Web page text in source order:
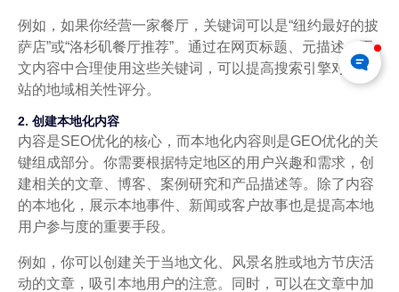
例如，如果你经营一家餐厅，关键词可以是“纽约最好的披
萨店”或“洛杉矶餐厅推荐”。通过在网页标题、元描述、正
文内容中合理使用这些关键词，可以提高搜索引擎对你网
站的地域相关性评分。
2. 创建本地化内容
内容是SEO优化的核心，而本地化内容则是GEO优化的关
键组成部分。你需要根据特定地区的用户兴趣和需求，创
建相关的文章、博客、案例研究和产品描述等。除了内容
的本地化，展示本地事件、新闻或客户故事也是提高本地
用户参与度的重要手段。
例如，你可以创建关于当地文化、风景名胜或地方节庆活
动的文章，吸引本地用户的注意。同时，可以在文章中加